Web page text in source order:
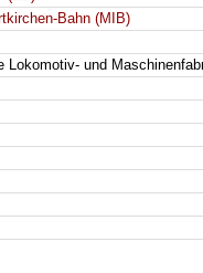
Bahn (MIB)
Lokomotiv- und